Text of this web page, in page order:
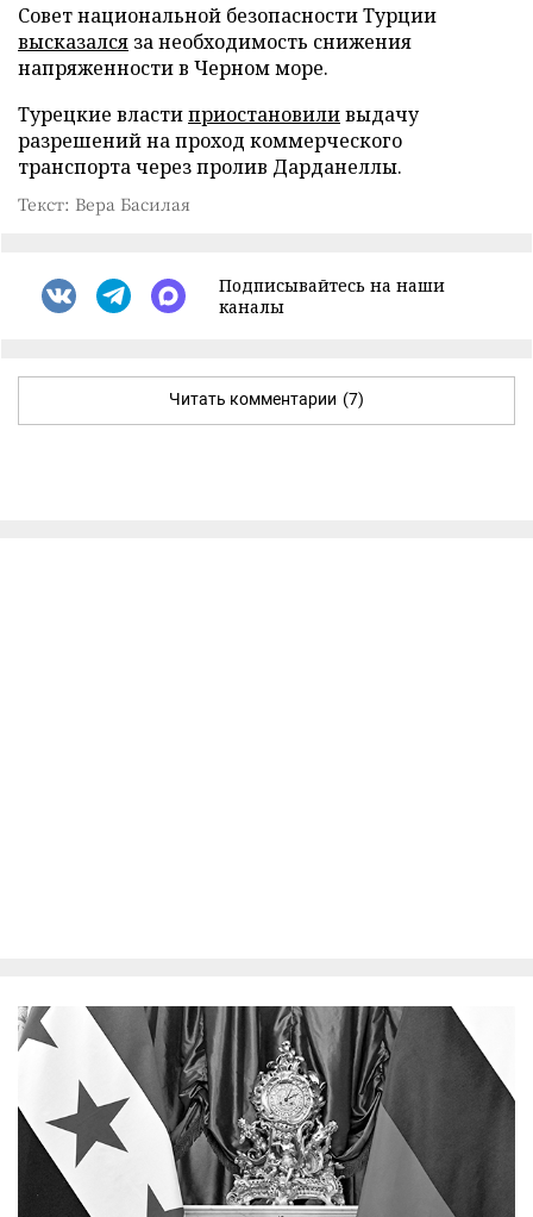
Совет национальной безопасности Турции
высказался за необходимость снижения
напряженности в Черном море.
Турецкие властиприостановиливыдачу
разрешений на проход коммерческого
транспорта через пролив Дарданеллы.
Текст: Вера Басилая
Подписывайтесь на наши
каналы
Читать комментарии (7)